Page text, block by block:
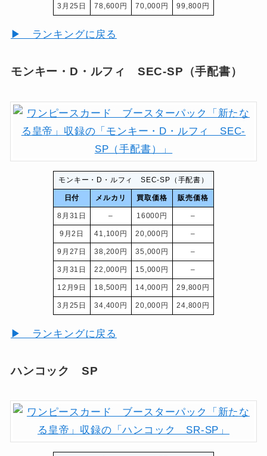
3月25日 78,600円 70,000円 99,800円
▶ ランキングに戻る
モンキー・D・ルフィ SEC-SP（手配書）
モンキー・D・ルフィ SEC-SP（手配書）
日付 メルカリ 買取価格 販売価格
8月31日 – 16000円 –
9月2日 41,100円 20,000円 –
9月27日 38,200円 35,000円 –
3月31日 22,000円 15,000円 –
12月9日 18,500円 14,000円 29,800円
3月25日 34,400円 20,000円 24,800円
▶ ランキングに戻る
ハンコック SP